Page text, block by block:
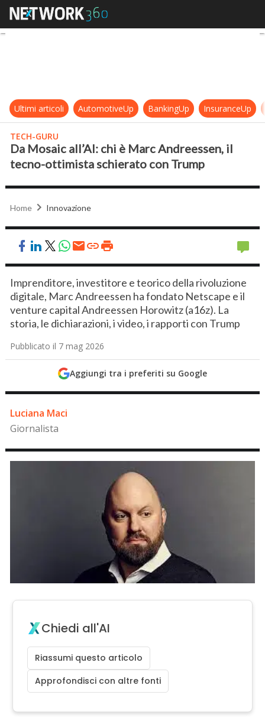
Da Mosaic all’AI: chi è Marc
Ultimi articoli AutomotiveUp BankingUp InsuranceUp
TECH-GURU
Da Mosaic all’AI: chi è Marc Andreessen, il
tecno-ottimista schierato con Trump
Home Innovazione
Imprenditore, investitore e teorico della rivoluzione
digitale, Marc Andreessen ha fondato Netscape e il
venture capital Andreessen Horowitz (a16z). La
storia, le dichiarazioni, i video, i rapporti con Trump
Pubblicato il 7 mag 2026
Aggiungi tra i preferiti su Google
Luciana Maci
Giornalista
Chiedi all'AI
Riassumi questo articolo
Approfondisci con altre fonti